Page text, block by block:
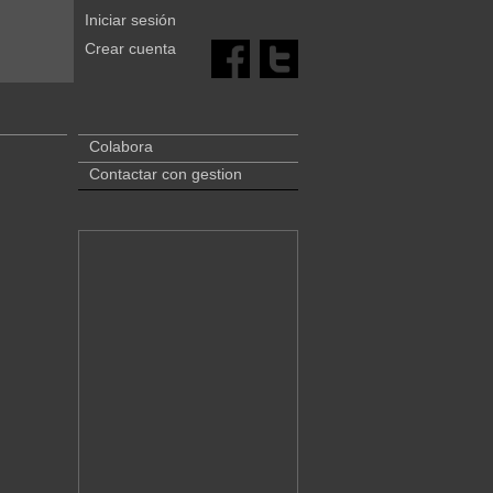
Iniciar sesión
Crear cuenta
Colabora
Contactar con gestion